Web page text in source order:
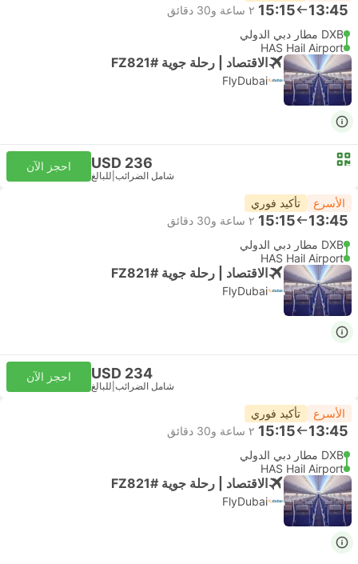
13:45
15:15 ٢ ساعة و‫30 دقائق
DXB مطار دبي الدولي
HAS Hail Airport
الاقتصاد | رحلة جوية #FZ821
FlyDubai
USD 236
شامل الضرائب للبالغ
احجز الآن
الأسرع تأكيد فوري
13:45
15:15 ٢ ساعة و‫30 دقائق
DXB مطار دبي الدولي
HAS Hail Airport
الاقتصاد | رحلة جوية #FZ821
FlyDubai
USD 234
شامل الضرائب للبالغ
احجز الآن
الأسرع تأكيد فوري
13:45
15:15 ٢ ساعة و‫30 دقائق
DXB مطار دبي الدولي
HAS Hail Airport
الاقتصاد | رحلة جوية #FZ821
FlyDubai